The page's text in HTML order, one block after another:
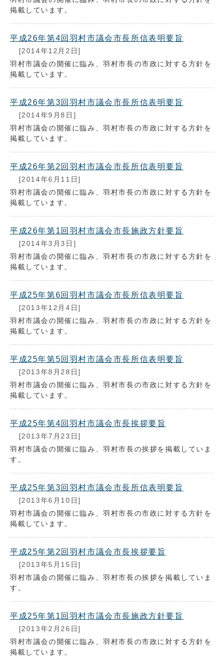
掲載しています。
平成26年第4回羽村市議会市長所信表明要旨
[2014年12月2日]
羽村市議会の開催に臨み、羽村市長の市政に対する方針を
掲載しています。
平成26年第3回羽村市議会市長所信表明要旨
[2014年9月8日]
羽村市議会の開催に臨み、羽村市長の市政に対する方針を
掲載しています。
平成26年第2回羽村市議会市長所信表明要旨
[2014年6月11日]
羽村市議会の開催に臨み、羽村市長の市政に対する方針を
掲載しています。
平成26年第1回羽村市議会市長施政方針要旨
[2014年3月3日]
羽村市議会の開催に臨み、羽村市長の市政に対する方針を
掲載しています。
平成25年第6回羽村市議会市長所信表明要旨
[2013年12月4日]
羽村市議会の開催に臨み、羽村市長の市政に対する方針を
掲載しています。
平成25年第5回羽村市議会市長所信表明要旨
[2013年8月28日]
羽村市議会の開催に臨み、羽村市長の市政に対する方針を
掲載しています。
平成25年第4回羽村市議会市長挨拶要旨
[2013年7月23日]
羽村市議会の開催に臨み、羽村市長の挨拶を掲載していま
す。
平成25年第3回羽村市議会市長所信表明要旨
[2013年6月10日]
羽村市議会の開催に臨み、羽村市長の市政に対する方針を
掲載しています。
平成25年第2回羽村市議会市長挨拶要旨
[2013年5月15日]
羽村市議会の開催に臨み、羽村市長の挨拶を掲載していま
す。
平成25年第1回羽村市議会市長施政方針要旨
[2013年2月26日]
羽村市議会の開催に臨み、羽村市長の市政に対する方針を
掲載しています。